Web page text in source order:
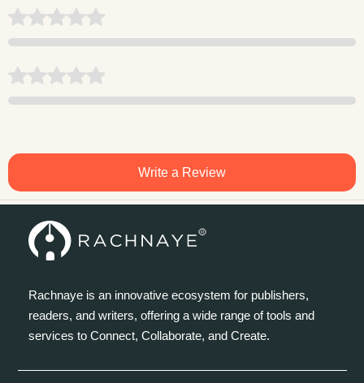
Write a Review
Rachnaye is an innovative ecosystem for publishers,
readers, and writers, offering a wide range of tools and
services to Connect, Collaborate, and Create.